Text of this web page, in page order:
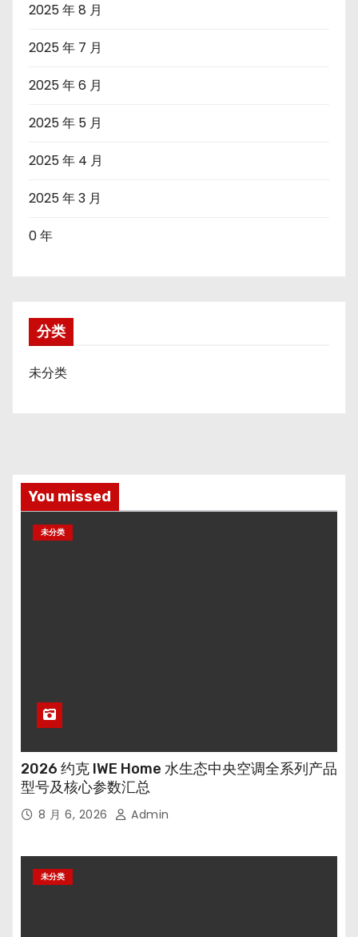
2025 年 8 月
2025 年 7 月
2025 年 6 月
2025 年 5 月
2025 年 4 月
2025 年 3 月
0 年
分类
未分类
You missed
未分类
2026 约克 IWE Home 水生态中央空调全系列产品
型号及核心参数汇总
8 月 6, 2026 Admin
未分类